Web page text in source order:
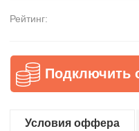
Рейтинг:
Подключить
Условия оффера